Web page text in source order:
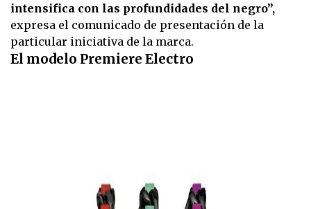
intensifica con las profundidades del negro”,
expresa el comunicado de presentación de la
particular iniciativa de la marca.
El modelo Premiere Electro